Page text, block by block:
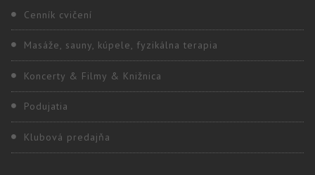
Cenník cvičení
Masáže, sauny, kúpele, fyzikálna terapia
Koncerty & Filmy & Knižnica
Podujatia
Klubová predajňa